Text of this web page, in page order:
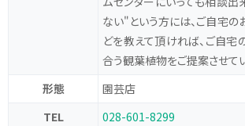
ない"という方には、ご自宅の
どを教えて頂ければ、ご自宅
合う観葉植物をご提案させて
形態
園芸店
TEL
028-601-8299